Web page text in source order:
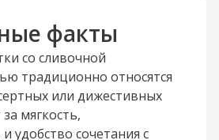
дома, на камерном
качестве комплимента к
Янтарный оттенок
теплоты, а сладкий
понятным и
для тех, кто не любит
факты
со сливочной
традиционно относятся
или дижестивных
мягкость,
удобство сочетания с